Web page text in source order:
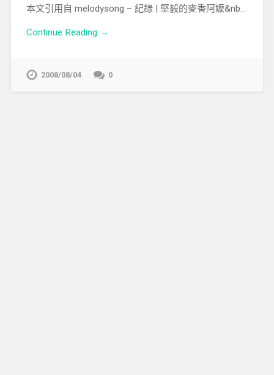
本文引用自 melodysong – 紀錄 | 堅毅的麥香阿嬤&nb…
Continue Reading →
2008/08/04 0